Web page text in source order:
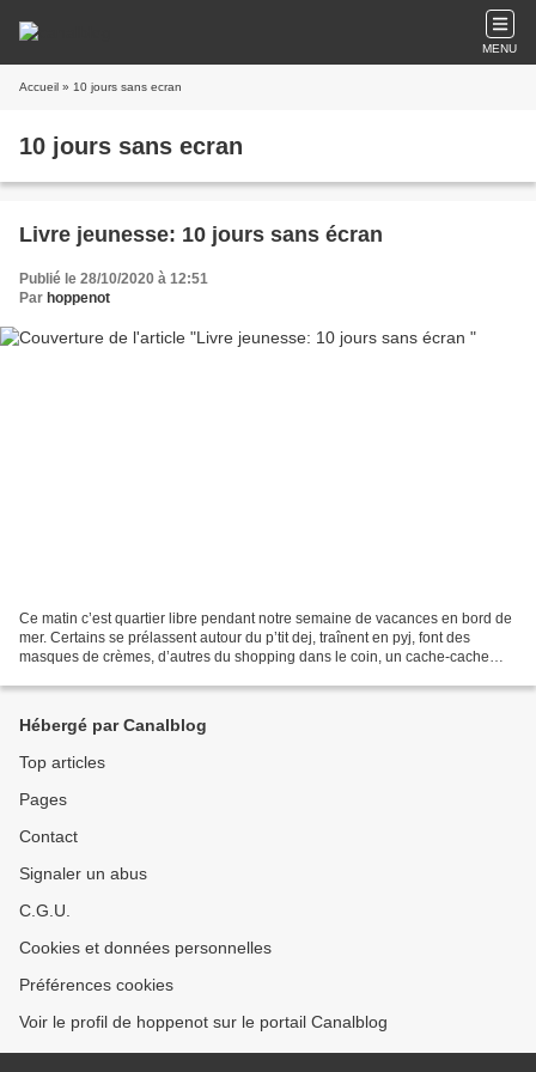
MENU
Accueil » 10 jours sans ecran
10 jours sans ecran
Livre jeunesse: 10 jours sans écran
Publié le 28/10/2020 à 12:51
Par hoppenot
Ce matin c’est quartier libre pendant notre semaine de vacances en bord de
mer. Certains se prélassent autour du p’tit dej, traînent en pyj, font des
masques de crèmes, d’autres du shopping dans le coin, un cache-cache
Hébergé par Canalblog
Top articles
Pages
Contact
Signaler un abus
C.G.U.
Cookies et données personnelles
Préférences cookies
Voir le profil de hoppenot sur le portail Canalblog